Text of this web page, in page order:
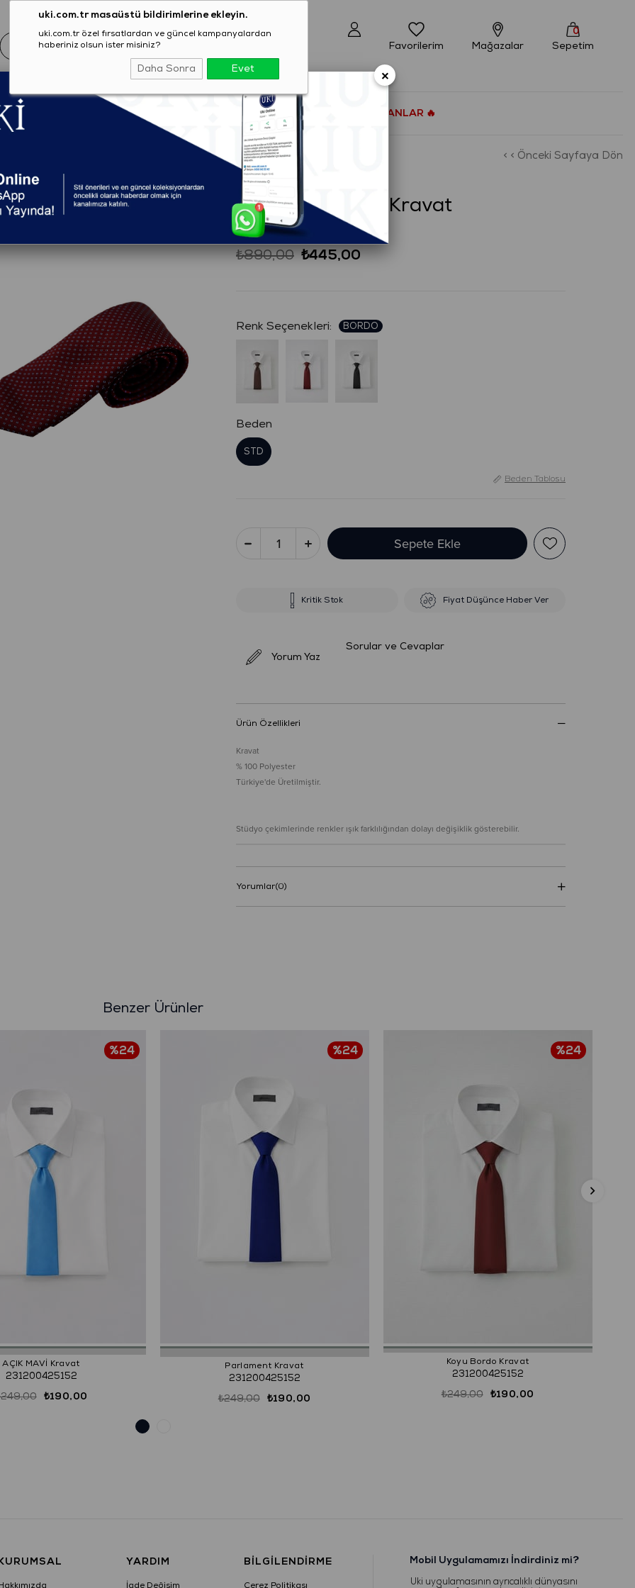
uki.com.tr masaüstü bildirimlerine ekleyin.
uki.com.tr özel fırsatlardan ve güncel kampanyalardan
haberiniz olsun ister misiniz?
Daha Sonra Evet
Sepetim
0
Mağazalar
Favorilerim
AYAKKABI T-SHIRT ÇOK SATANLAR 🔥
< < Önceki Sayfaya Dön
(231200625216)
BORDO Desenli Kravat
₺890,00 ₺445,00
:
Beden
STD
Beden Tablosu
Kritik Stok Fiyat Düşünce Haber Ver
Yorum Yaz
Sorular ve Cevaplar
Ürün Özellikleri
Kravat
% 100 Polyester
Türkiye'de Üretilmiştir.
Stüdyo çekimlerinde renkler ışık farklılığından dolayı değişiklik gösterebilir.
Yorumlar(0)
Benzer Ürünler
AÇIK MAVİ Kravat
231200425152
₺190,00
%24
Parlament Kravat
231200425152
₺190,00
₺249,00
%24
Koyu Bordo Kravat
231200425152
₺190,00
₺249,00
%24
YARDIM
İade Değişim
BILGILENDIRME
Çerez Politikası
Mobil Uygulamamızı İndirdiniz mi?
Uki uygulamasının ayrıcalıklı dünyasını
×